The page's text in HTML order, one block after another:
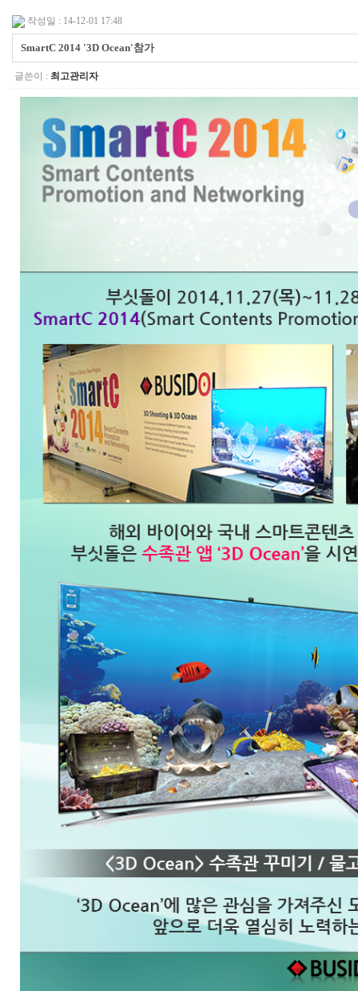
작성일 : 14-12-01 17:48
SmartC 2014 '3D Ocean'참가
글쓴이 : 최고관리자